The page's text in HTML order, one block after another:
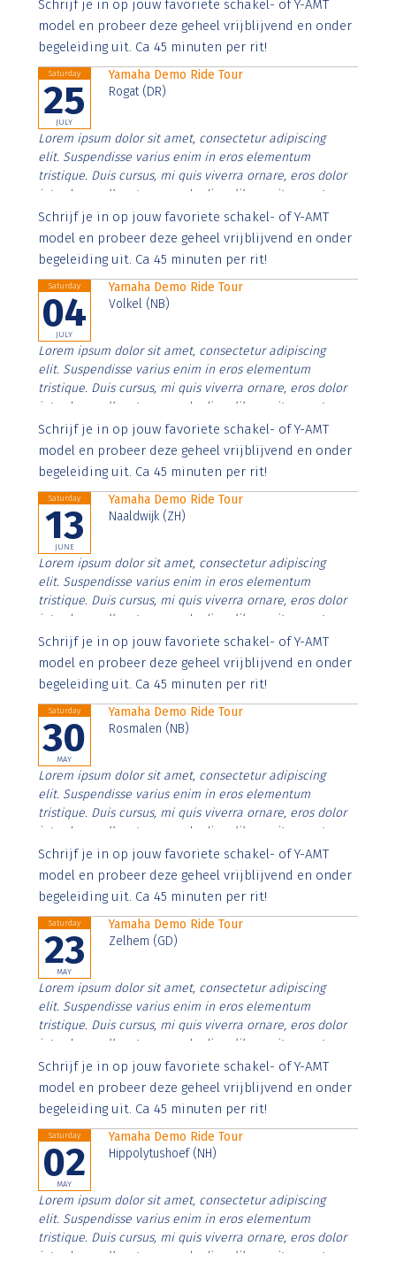
imperdiet. Nunc ut sem vitae risus tristique posuere.
Schrijf je in op jouw favoriete schakel- of Y-AMT
model en probeer deze geheel vrijblijvend en onder
begeleiding uit. Ca 45 minuten per rit!
Saturday
25
JULY
Yamaha Demo Ride Tour
Rogat (DR)
Lorem ipsum dolor sit amet, consectetur adipiscing
elit. Suspendisse varius enim in eros elementum
tristique. Duis cursus, mi quis viverra ornare, eros dolor
interdum nulla, ut commodo diam libero vitae erat.
Aenean faucibus nibh et justo cursus id rutrum lorem
imperdiet. Nunc ut sem vitae risus tristique posuere.
Schrijf je in op jouw favoriete schakel- of Y-AMT
model en probeer deze geheel vrijblijvend en onder
begeleiding uit. Ca 45 minuten per rit!
Saturday
04
JULY
Yamaha Demo Ride Tour
Volkel (NB)
Lorem ipsum dolor sit amet, consectetur adipiscing
elit. Suspendisse varius enim in eros elementum
tristique. Duis cursus, mi quis viverra ornare, eros dolor
interdum nulla, ut commodo diam libero vitae erat.
Aenean faucibus nibh et justo cursus id rutrum lorem
imperdiet. Nunc ut sem vitae risus tristique posuere.
Schrijf je in op jouw favoriete schakel- of Y-AMT
model en probeer deze geheel vrijblijvend en onder
begeleiding uit. Ca 45 minuten per rit!
Saturday
13
JUNE
Yamaha Demo Ride Tour
Naaldwijk (ZH)
Lorem ipsum dolor sit amet, consectetur adipiscing
elit. Suspendisse varius enim in eros elementum
tristique. Duis cursus, mi quis viverra ornare, eros dolor
interdum nulla, ut commodo diam libero vitae erat.
Aenean faucibus nibh et justo cursus id rutrum lorem
imperdiet. Nunc ut sem vitae risus tristique posuere.
Schrijf je in op jouw favoriete schakel- of Y-AMT
model en probeer deze geheel vrijblijvend en onder
begeleiding uit. Ca 45 minuten per rit!
Saturday
30
MAY
Yamaha Demo Ride Tour
Rosmalen (NB)
Lorem ipsum dolor sit amet, consectetur adipiscing
elit. Suspendisse varius enim in eros elementum
tristique. Duis cursus, mi quis viverra ornare, eros dolor
interdum nulla, ut commodo diam libero vitae erat.
Aenean faucibus nibh et justo cursus id rutrum lorem
imperdiet. Nunc ut sem vitae risus tristique posuere.
Schrijf je in op jouw favoriete schakel- of Y-AMT
model en probeer deze geheel vrijblijvend en onder
begeleiding uit. Ca 45 minuten per rit!
Saturday
23
MAY
Yamaha Demo Ride Tour
Zelhem (GD)
Lorem ipsum dolor sit amet, consectetur adipiscing
elit. Suspendisse varius enim in eros elementum
tristique. Duis cursus, mi quis viverra ornare, eros dolor
interdum nulla, ut commodo diam libero vitae erat.
Aenean faucibus nibh et justo cursus id rutrum lorem
imperdiet. Nunc ut sem vitae risus tristique posuere.
Schrijf je in op jouw favoriete schakel- of Y-AMT
model en probeer deze geheel vrijblijvend en onder
begeleiding uit. Ca 45 minuten per rit!
Saturday
02
MAY
Yamaha Demo Ride Tour
Hippolytushoef (NH)
Lorem ipsum dolor sit amet, consectetur adipiscing
elit. Suspendisse varius enim in eros elementum
tristique. Duis cursus, mi quis viverra ornare, eros dolor
interdum nulla, ut commodo diam libero vitae erat.